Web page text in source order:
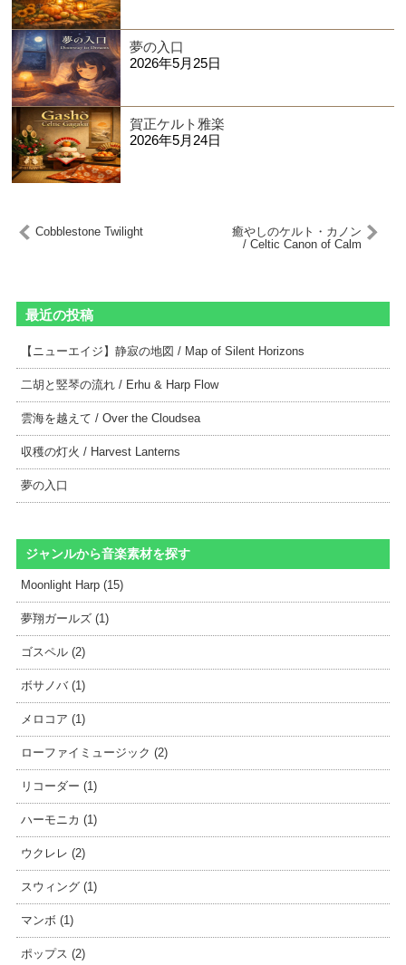
夢の入口
2026年5月25日
賀正ケルト雅楽
2026年5月24日
Cobblestone Twilight
癒やしのケルト・カノン
/ Celtic Canon of Calm
最近の投稿
【ニューエイジ】静寂の地図 / Map of Silent Horizons
二胡と竪琴の流れ / Erhu & Harp Flow
雲海を越えて / Over the Cloudsea
収穫の灯火 / Harvest Lanterns
夢の入口
ジャンルから音楽素材を探す
Moonlight Harp (15)
夢翔ガールズ (1)
ゴスペル (2)
ボサノバ (1)
メロコア (1)
ローファイミュージック (2)
リコーダー (1)
ハーモニカ (1)
ウクレレ (2)
スウィング (1)
マンボ (1)
ポップス (2)